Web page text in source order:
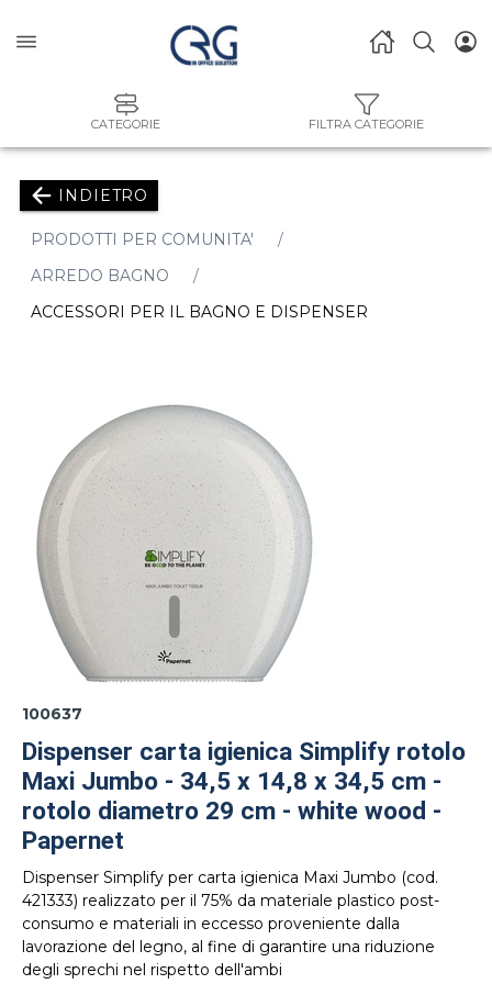
CATEGORIE FILTRA CATEGORIE
INDIETRO
PRODOTTI PER COMUNITA'
ARREDO BAGNO
ACCESSORI PER IL BAGNO E DISPENSER
100637
Dispenser carta igienica Simplify rotolo
Maxi Jumbo - 34,5 x 14,8 x 34,5 cm -
rotolo diametro 29 cm - white wood -
Papernet
Dispenser Simplify per carta igienica Maxi Jumbo (cod.
421333) realizzato per il 75% da materiale plastico post-
consumo e materiali in eccesso proveniente dalla
lavorazione del legno, al fine di garantire una riduzione
degli sprechi nel rispetto dell'ambi